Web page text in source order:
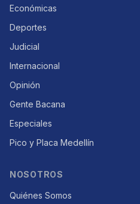
Económicas
Deportes
Judicial
Internacional
Opinión
Gente Bacana
Especiales
Pico y Placa Medellín
NOSOTROS
Quiénes Somos